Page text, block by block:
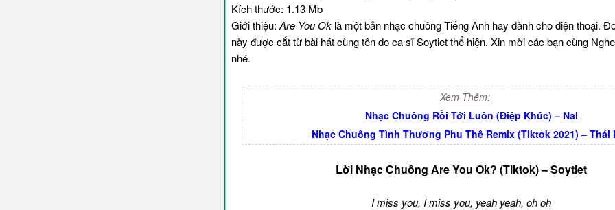
Kích thước: 1.13 Mb
Giới thiệu: Are You Ok là một bản nhạc chuông Tiếng Anh hay dành cho điện thoại.
này được cắt từ bài hát cùng tên do ca sĩ Soytiet thể hiện. Xin mời các bạn cùng
nhé.
Xem Thêm:
Nhạc Chuông Rồi Tới Luôn (Điệp Khúc) – Nal
Nhạc Chuông Tình Thương Phu Thê Remix (Tiktok 2021) – Thái
Lời Nhạc Chuông Are You Ok? (Tiktok) – Soytiet
I miss you, I miss you, yeah yeah, oh oh